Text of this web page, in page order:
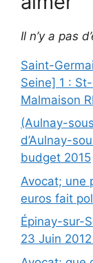
Il n’y a pas
Saint-
Seine] 1 :
Malmaison
(Aulnay-
d’Aulnay-
budget 2015
Avocat; une
euros fait
Épinay-sur-
23 Juin